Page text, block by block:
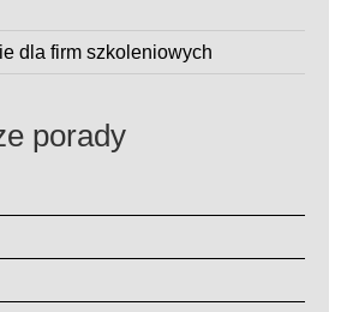
dla firm szkoleniowych
porady